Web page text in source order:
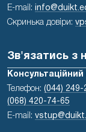
E-mail:
Скринька довіри:
Зв'язатись з
Телефон: (044) 249-
(068) 420-74-65
E-mail: